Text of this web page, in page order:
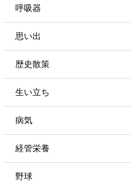
呼吸器
思い出
歴史散策
生い立ち
病気
経管栄養
野球